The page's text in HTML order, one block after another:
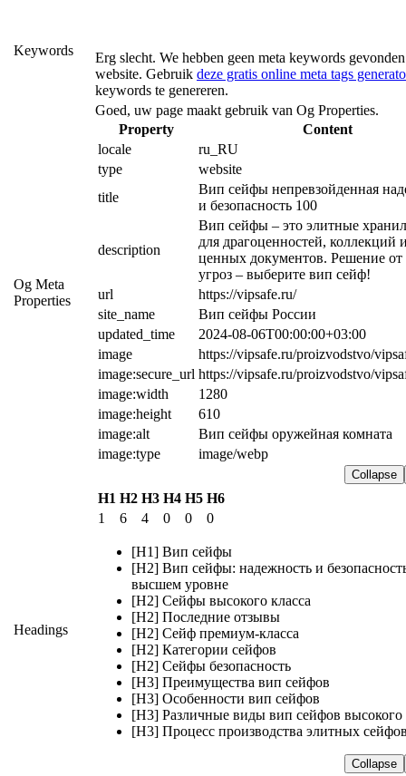
Keywords
Erg slecht. We hebben geen meta keywords
website. Gebruik deze gratis online meta tags
keywords te genereren.
Og Meta
Properties
Goed, uw page maakt gebruik van Og Properties.
Property
Content
locale
ru_RU
type
website
title
Вип сейфы непревзойденная
и безопасность 100
description
Вип сейфы – это элитные
для драгоценностей, коллекций
ценных документов. Решение
угроз – выберите вип сейф!
url
https://vipsafe.ru/
site_name
Вип сейфы России
updated_time
2024-08-06T00:00:00+03:00
image
https://vipsafe.ru/proizvodstvo/
image:secure_url https://vipsafe.ru/proizvodstvo/
image:width
1280
image:height
610
image:alt
Вип сейфы оружейная комната
image:type
image/webp
Collapse
Headings
H1 H2 H3 H4 H5 H6
1
6 4 0 0 0
[H1] Вип сейфы
[H2] Вип сейфы: надежность и
высшем уровне
[H2] Сейфы высокого класса
[H2] Последние отзывы
[H2] Сейф премиум-класса
[H2] Категории сейфов
[H2] Сейфы безопасность
[H3] Преимущества вип сейфов
[H3] Особенности вип сейфов
[H3] Различные виды вип сейфов высокого
[H3] Процесс производства элитных
Collapse